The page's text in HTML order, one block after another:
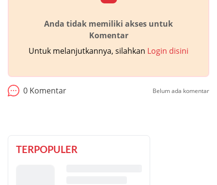
Anda tidak memiliki akses untuk
Komentar
Untuk melanjutkannya, silahkan Login disini
0 Komentar Belum ada komentar
TERPOPULER